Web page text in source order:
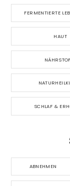
FERMENTIERTE
HAUT
SCHLAF &
ABNEHMEN